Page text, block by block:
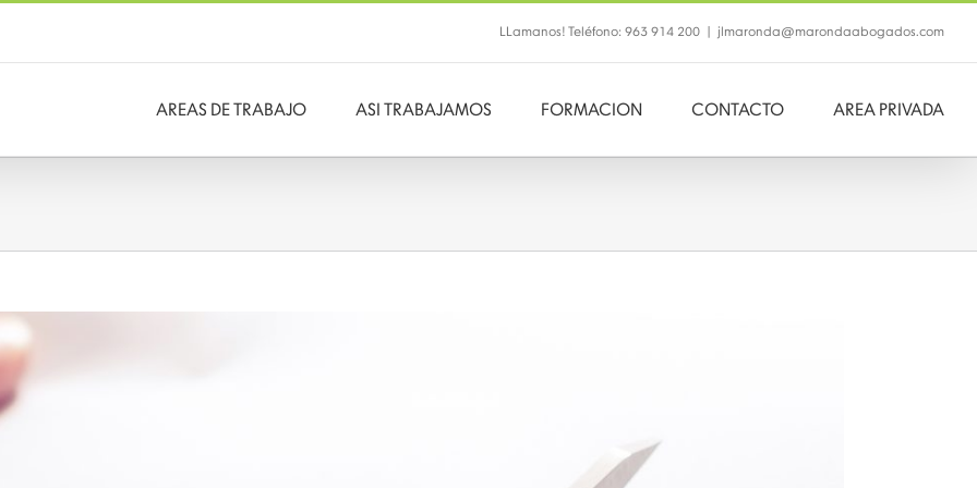
LLamanos! Teléfono: 963 914 200 jlmaronda@marondaabogados.com
AREAS DE TRABAJO ASI TRABAJAMOS FORMACION CONTACTO AREA PRIVADA